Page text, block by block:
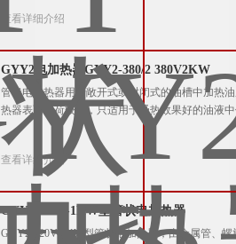
查看详细介绍
GYY2电加热器GYY2-380/2 380V2KW
管状电加热器用于敞开式或封闭式的油槽中加热
热器表面负荷较高，只适用于受热效果好的油液中
查看详细介绍
GYY2-220V-1KW型管状电加热器
GYY2-220V-1KW型管状电加热器，由金属管、